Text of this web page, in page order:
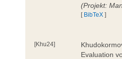
(Projekt:
[ BibTeX ]
[Khu24]
Evaluation